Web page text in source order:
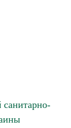
санитарно-